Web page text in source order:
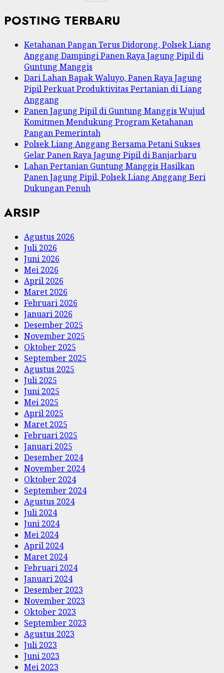
POSTING TERBARU
Ketahanan Pangan Terus Didorong, Polsek Liang
Anggang Dampingi Panen Raya Jagung Pipil di
Guntung Manggis
Dari Lahan Bapak Waluyo, Panen Raya Jagung
Pipil Perkuat Produktivitas Pertanian di Liang
Anggang
Panen Jagung Pipil di Guntung Manggis Wujud
Komitmen Mendukung Program Ketahanan
Pangan Pemerintah
Polsek Liang Anggang Bersama Petani Sukses
Gelar Panen Raya Jagung Pipil di Banjarbaru
Lahan Pertanian Guntung Manggis Hasilkan
Panen Jagung Pipil, Polsek Liang Anggang Beri
Dukungan Penuh
ARSIP
Agustus 2026
Juli 2026
Juni 2026
Mei 2026
April 2026
Maret 2026
Februari 2026
Januari 2026
Desember 2025
November 2025
Oktober 2025
September 2025
Agustus 2025
Juli 2025
Juni 2025
Mei 2025
April 2025
Maret 2025
Februari 2025
Januari 2025
Desember 2024
November 2024
Oktober 2024
September 2024
Agustus 2024
Juli 2024
Juni 2024
Mei 2024
April 2024
Maret 2024
Februari 2024
Januari 2024
Desember 2023
November 2023
Oktober 2023
September 2023
Agustus 2023
Juli 2023
Juni 2023
Mei 2023